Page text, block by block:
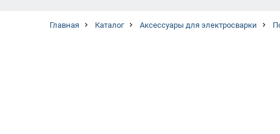
Главная Каталог Аксессуары для электросварки